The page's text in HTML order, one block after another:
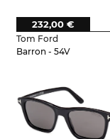
Tom Ford
Barron - 54V
232,00 €